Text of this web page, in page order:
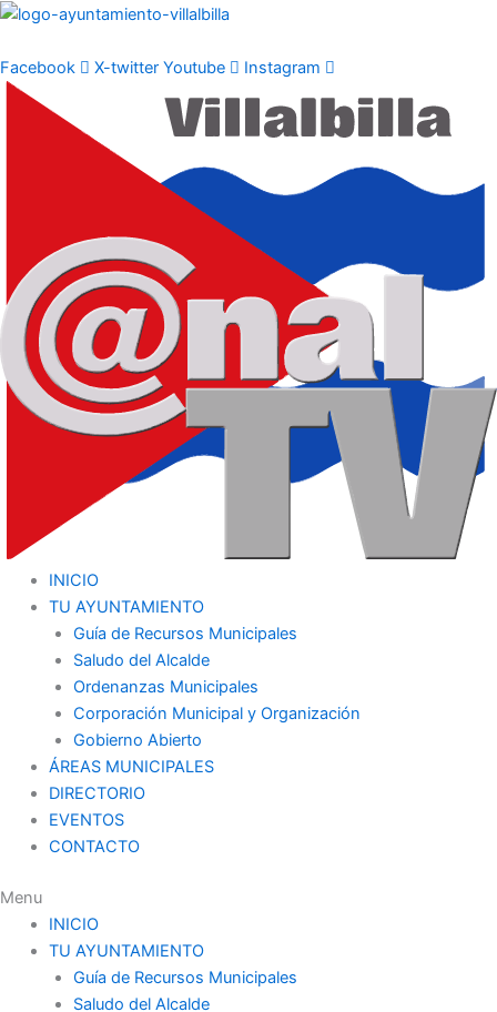
Ir
contenido
Facebook X-twitter Youtube Instagram
INICIO
TU AYUNTAMIENTO
Guía de Recursos Municipales
Saludo del Alcalde
Ordenanzas Municipales
Corporación Municipal y Organización
Gobierno Abierto
ÁREAS MUNICIPALES
DIRECTORIO
EVENTOS
CONTACTO
Menu
INICIO
TU AYUNTAMIENTO
Guía de Recursos Municipales
Saludo del Alcalde